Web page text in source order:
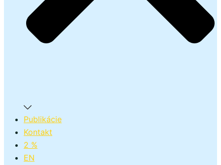
Publikácie
Kontakt
2 %
EN